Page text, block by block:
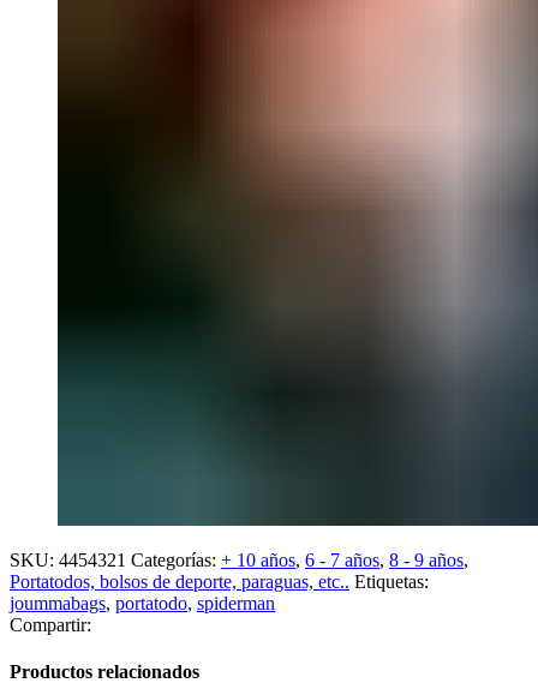
SKU: 4454321 Categorías: + 10 años, 6 - 7 años, 8 - 9 años,
Portatodos, bolsos de deporte, paraguas, etc.. Etiquetas:
joummabags, portatodo, spiderman
Compartir:
Productos relacionados